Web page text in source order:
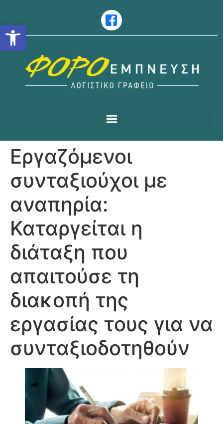
Ανοίξτε τη γραμμή
Εργαζόμενοι
συνταξιούχοι με
αναπηρία:
Καταργείται η
διάταξη που
απαιτούσε τη
διακοπή της
εργασίας τους για να
συνταξιοδοτηθούν